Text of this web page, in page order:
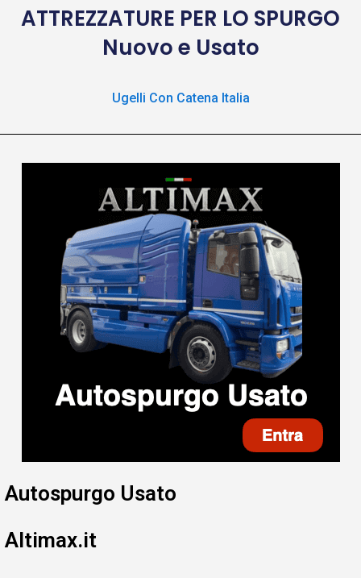
ATTREZZATURE PER LO SPURGO
Nuovo e Usato
Ugelli Con Catena Italia
Autospurgo Usato
Altimax.it